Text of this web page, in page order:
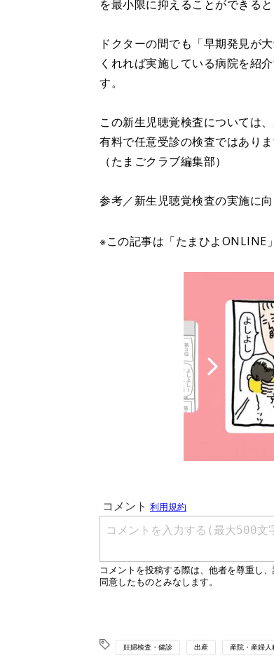
を最小限に抑えることができると
ドクターの間でも「早期発見が
くれれば実施している病院を紹
す。
この新生児聴覚検査については
有料で任意受診の検査ではあり
（たまごクラブ編集部）
参考／新生児聴覚検査の実施に
※この記事は「たまひよONLINE
妊婦検査・健診 出産 産院・産婦人